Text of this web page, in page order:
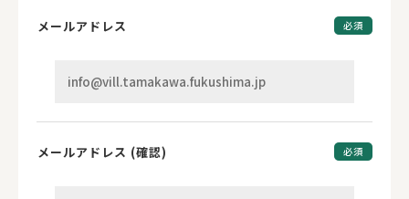
メールアドレス 必須
メールアドレス (確認) 必須